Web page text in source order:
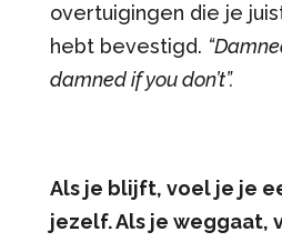
overtuigingen die je
hebt bevestigd.
damned if you don’t”.
Als je blijft, voel je je
jezelf. Als je weggaat,